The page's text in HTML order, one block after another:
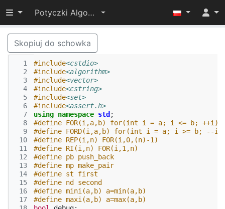
Przełącz widoczność menu
Potyczki Algorytmiczne 2015
Skopiuj do schowka
  1
  2
  3
  4
  5
  6
  7
  8
  9
10
11
12
13
14
15
16
17
#include<cstdio>
#include<algorithm>
#include<vector>
#include<cstring>
#include<set>
#include<assert.h>
using namespace std ;
#define FOR(i,a,b) for(int i = a; i <= b; ++i)
#define FORD(i,a,b) for(int i = a; i >= b; --i)
#define REP(i,n) FOR(i,0,(n)-1)
#define RI(i,n) FOR(i,1,n)
#define pb push_back
#define mp make_pair
#define st first
#define nd second
#define mini(a,b) a=min(a,b)
#define maxi(a,b) a=max(a,b)